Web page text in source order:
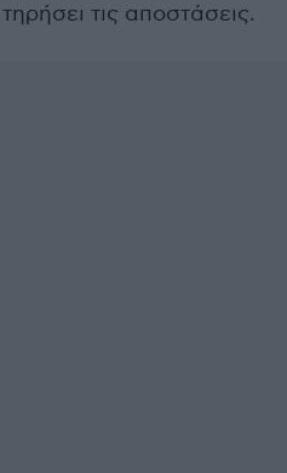
τις αποστάσεις.